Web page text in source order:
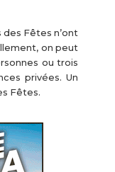
Fêtes n’ont
on peut
ou trois
privées. Un
Fêtes.